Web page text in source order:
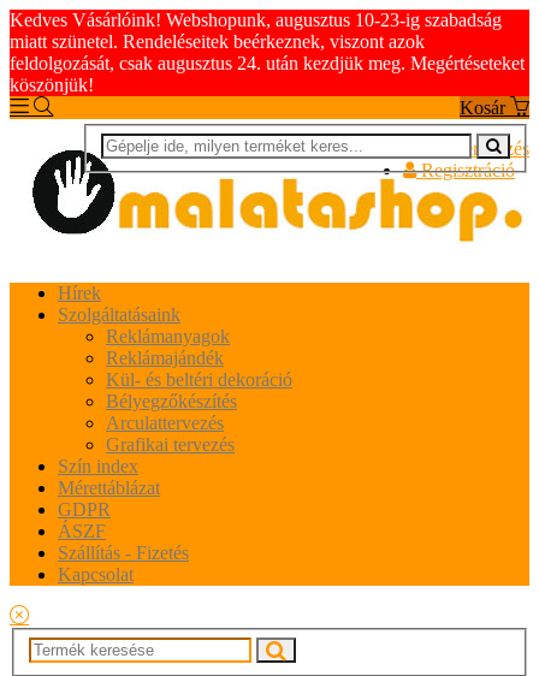
Kedves Vásárlóink! Webshopunk, augusztus 10-23-ig szabadság
miatt szünetel. Rendeléseitek beérkeznek, viszont azok
feldolgozását, csak augusztus 24. után kezdjük meg. Megértéseteket
köszönjük!
Kosár
Bejelentkezés
Regisztráció
Hírek
Szolgáltatásaink
Reklámanyagok
Reklámajándék
Kül- és beltéri dekoráció
Bélyegzőkészítés
Arculattervezés
Grafikai tervezés
Szín index
Mérettáblázat
GDPR
ÁSZF
Szállítás - Fizetés
Kapcsolat